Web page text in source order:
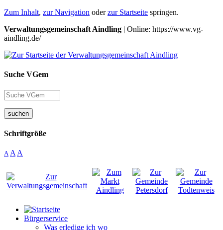
Zum Inhalt, zur Navigation oderzur Startseite springen.
Verwaltungsgemeinschaft Aindling | Online: https://www.vg-
aindling.de/
Suche VGem
suchen
Schriftgröße
A A A
Bürgerservice
Was erledige ich wo